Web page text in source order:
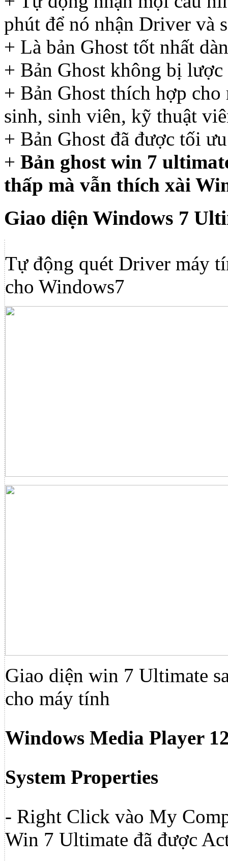
phút để nó nhận Driver và
+ Là bản Ghost tốt nhất
+ Bản Ghost không bị
+ Bản Ghost thích hợp
sinh, sinh viên, kỹ thuật
+ Bản Ghost đã được tối
+ Bản ghost win 7
thấp mà vẫn thích xài
Giao diện Windows 7
Tự động quét Driver máy
cho Windows7
Giao diện win 7 Ultimate
cho máy tính
Windows Media Player
System Properties
- Right Click vào My
Win 7 Ultimate đã được